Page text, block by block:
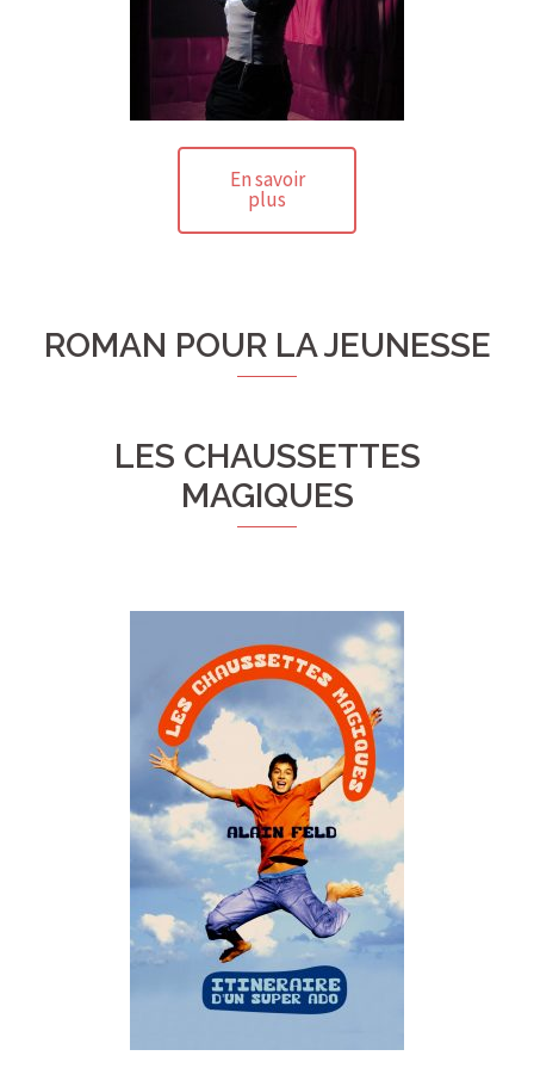
En savoir
plus
ROMAN POUR LA JEUNESSE
LES CHAUSSETTES
MAGIQUES